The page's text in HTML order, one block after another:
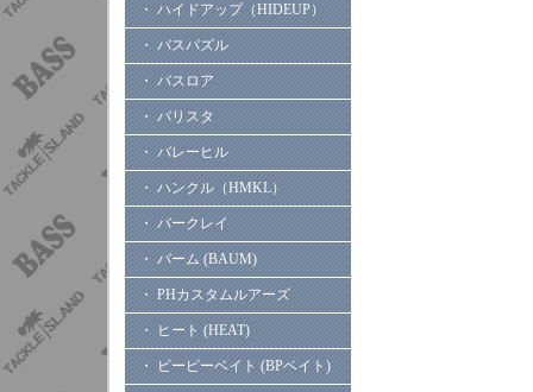
・ ハイドアップ（HIDEUP）
・ バスパズル
・ バスロア
・ バリスタ
・ バレーヒル
・ ハンクル（HMKL）
・ バークレイ
・ バーム (BAUM)
・ PHカスタムルアーズ
・ ヒート (HEAT)
・ ビーピーベイト (BPベイト)